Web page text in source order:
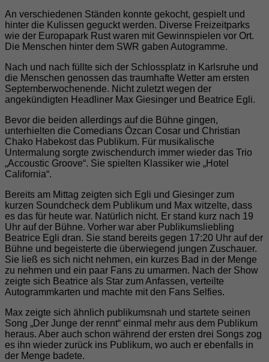
An verschiedenen Ständen konnte gekocht, gespielt und
hinter die Kulissen geguckt werden. Diverse Freizeitparks
wie der Europapark Rust waren mit Gewinnspielen vor Ort.
Die Menschen hinter dem SWR gaben Autogramme.
Nach und nach füllte sich der Schlossplatz in Karlsruhe und
die Menschen genossen das traumhafte Wetter am ersten
Septemberwochenende. Nicht zuletzt wegen der
angekündigten Headliner Max Giesinger und Beatrice Egli.
Bevor die beiden allerdings auf die Bühne gingen,
unterhielten die Comedians Özcan Cosar und Christian
Chako Habekost das Publikum. Für musikalische
Untermalung sorgte zwischendurch immer wieder das Trio
„Accoustic Groove“. Sie spielten Klassiker wie „Hotel
California“.
Bereits am Mittag zeigten sich Egli und Giesinger zum
kurzen Soundcheck dem Publikum und Max witzelte, dass
es das für heute war. Natürlich nicht. Er stand kurz nach 19
Uhr auf der Bühne. Vorher war aber Publikumsliebling
Beatrice Egli dran. Sie stand bereits gegen 17:20 Uhr auf der
Bühne und begeisterte die überwiegend jungen Zuschauer.
Sie ließ es sich nicht nehmen, ein kurzes Bad in der Menge
zu nehmen und ein paar Fans zu umarmen. Nach der Show
zeigte sich Beatrice als Star zum Anfassen, verteilte
Autogrammkarten und machte mit den Fans Selfies.
Max zeigte sich ähnlich publikumsnah und startete seinen
Song „Der Junge der rennt“ einmal mehr aus dem Publikum
heraus. Aber auch schon während der ersten drei Songs zog
es ihn wieder zurück ins Publikum, wo auch er ebenfalls in
der Menge badete.